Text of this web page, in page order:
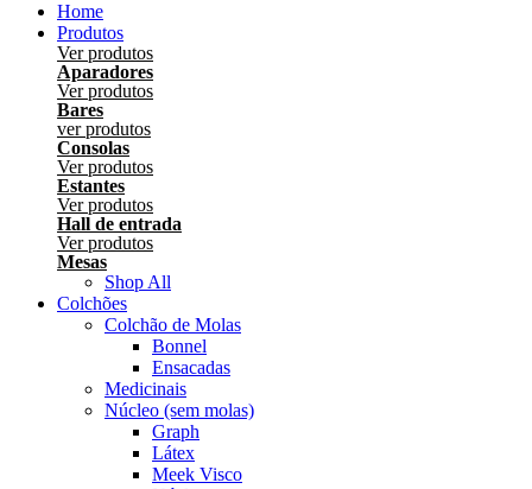
Home
Produtos
Ver produtos
Aparadores
Ver produtos
Bares
ver produtos
Consolas
Ver produtos
Estantes
Ver produtos
Hall de entrada
Ver produtos
Mesas
Shop All
Colchões
Colchão de Molas
Bonnel
Ensacadas
Medicinais
Núcleo (sem molas)
Graph
Látex
Meek Visco